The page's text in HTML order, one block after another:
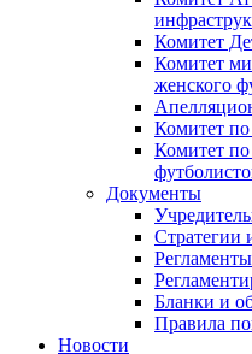
Комитет
Комитет
женского
Комитет
Комитет по
Документы
Стратегии
Бланки и
Правила
Новости